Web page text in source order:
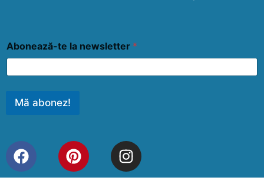
Abonează-te la newsletter *
Mă abonez!